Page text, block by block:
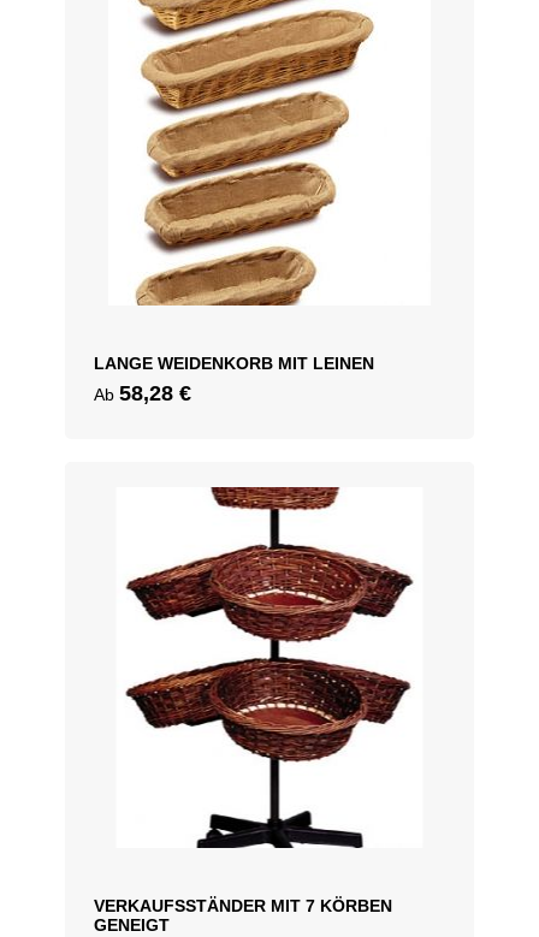
LANGE WEIDENKORB MIT LEINEN
Ab 58,28 €
VERKAUFSSTÄNDER MIT 7 KÖRBEN
GENEIGT